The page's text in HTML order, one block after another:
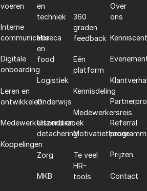
voeren
Interne
communicatie
Digitale
onboarding
Leren en
ontwikkelen
Medewerkersonderzoek
Koppelingen
en
techniek
Horeca
en
food
Logistiek
Onderwijs
Uitzend en
detachering
Zorg
MKB
360
graden
feedback
Eén
platform
Kennisdeling
Medewerkersreis
Motivatietheorie
Te veel
HR-
tools
Over
ons
Referral
Prijzen
Contact